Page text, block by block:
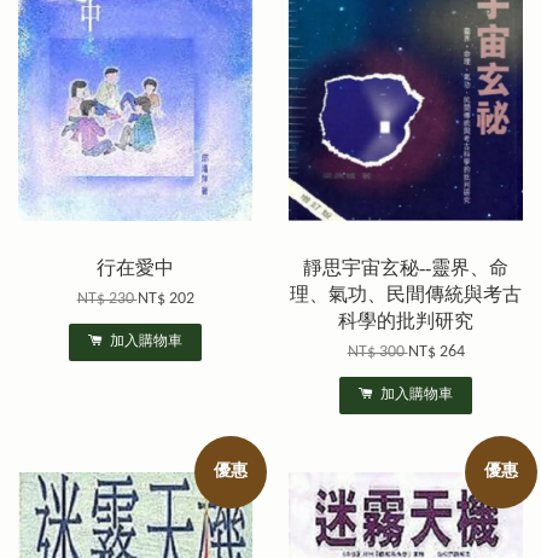
行在愛中
NT$ 230NT$ 202
加入購物車
靜思宇宙玄秘--靈界、命
理、氣功、民間傳統與考古
科學的批判研究
NT$ 300NT$ 264
加入購物車
優惠 優惠